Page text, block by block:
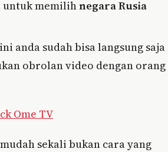
untuk memilihnegara Rusia
anda sudah bisa langsung saja
obrolan video dengan orang
Ome TV
sekali bukan cara yang